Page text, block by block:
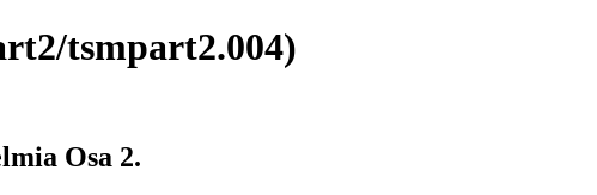
tsmpart2.004)
Osa 2.